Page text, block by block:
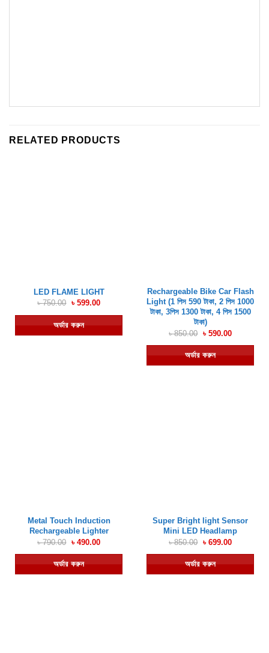
RELATED PRODUCTS
LED FLAME LIGHT
৳750.00 Original
was:
৳ 750.00.
৳ 599.00Current
is:
৳ 599.00.
অর্ডার করুন
Rechargeable Bike Car Flash
Light (1 পিস 590 টাকা, 2 পিস 1000
টাকা, 3পিস 1300 টাকা, 4 পিস 1500
টাকা)
৳850.00 Original
was:
৳ 850.00.
৳ 590.00Current
is:
৳ 590.00.
অর্ডার করুন
Metal Touch Induction
Rechargeable Lighter
৳790.00 Original
was:
৳ 790.00.
৳ 490.00Current
is:
৳ 490.00.
অর্ডার করুন
Super Bright light Sensor
Mini LED Headlamp
৳850.00 Original
was:
৳ 850.00.
৳ 699.00Current
is:
৳ 699.00.
অর্ডার করুন